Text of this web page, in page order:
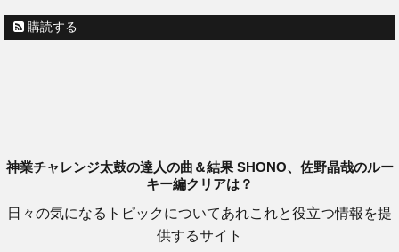
購読する
神業チャレンジ太鼓の達人の曲＆結果 SHONO、佐野晶哉のルー
キー編クリアは？
日々の気になるトピックについてあれこれと役立つ情報を提
供するサイト